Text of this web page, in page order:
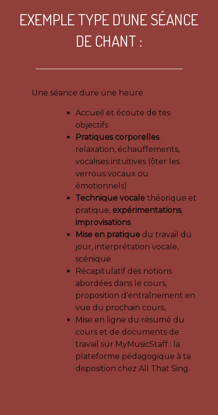
EXEMPLE TYPE D'UNE SÉANCE
DE CHANT :
Une séance dure une heure
Accueil et écoute de tes
objectifs
Pratiques corporelles:
relaxation, échauffements,
vocalises intuitives (ôter les
verrous vocaux ou
émotionnels)
Technique vocale théorique et
pratique, expérimentations,
improvisations
Mise en pratique du travail du
jour, interprétation vocale,
scénique
Récapitulatif des notions
abordées dans le cours,
proposition d'entraînement en
vue du prochain cours,
Mise en ligne du résumé du
cours et de documents de
travail sur MyMusicStaff : la
plateforme pédagogique à ta
disposition chez All That Sing.